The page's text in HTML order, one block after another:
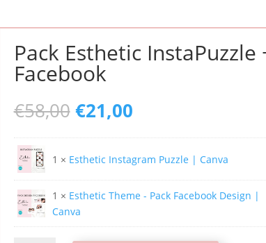
Pack Esthetic InstaPuzzle
Facebook
€58,00 Le
prix
initial
était :
€58,00.
€21,00Le
actuel
est :
€21,00.
1 × Esthetic Instagram Puzzle | Canva
1 × Esthetic Theme - Pack Facebook Design |
Canva